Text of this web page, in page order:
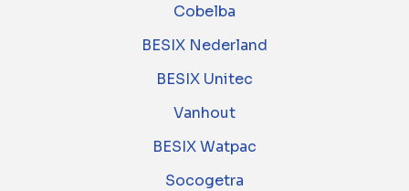
Cobelba
BESIX Nederland
BESIX Unitec
Vanhout
BESIX Watpac
Socogetra